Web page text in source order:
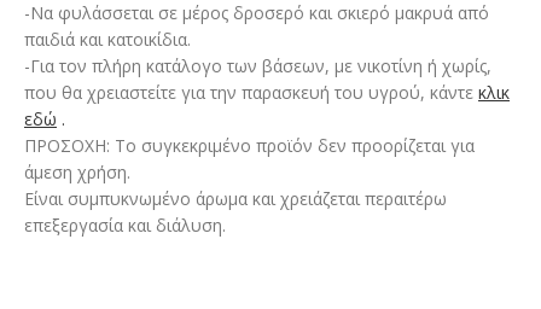
-Να φυλάσσεται σε μέρος δροσερό και σκιερό μακρυά από
παιδιά και κατοικίδια.
-Για τον πλήρη κατάλογο των βάσεων, με νικοτίνη ή χωρίς,
που θα χρειαστείτε για την παρασκευή του υγρού, κάντε κλικ
εδώ .
ΠΡΟΣΟΧΗ: Το συγκεκριμένο προϊόν δεν προορίζεται για
άμεση χρήση.
Είναι συμπυκνωμένο άρωμα και χρειάζεται περαιτέρω
επεξεργασία και διάλυση.